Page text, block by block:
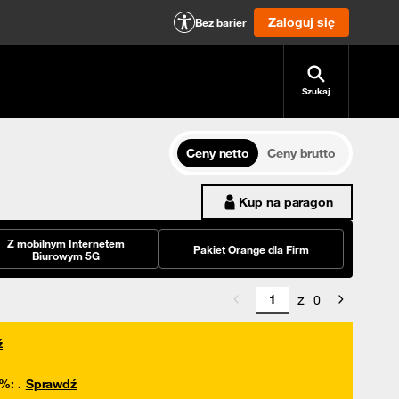
Bez barier Zaloguj się
Szukaj
Ceny netto
Ceny brutto
Kup na paragon
Z mobilnym Internetem
Biurowym 5G
Pakiet Orange dla Firm
z 0
: . Sprawdź